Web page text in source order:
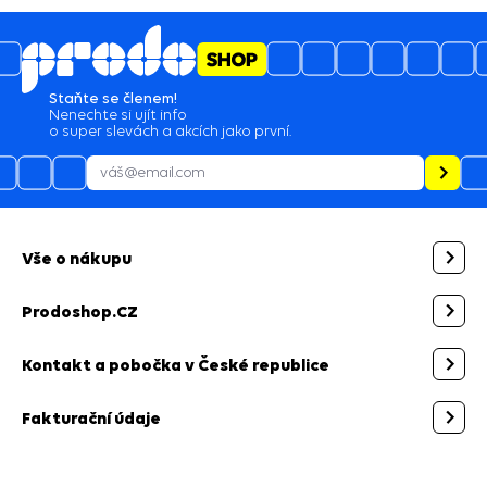
Staňte se členem!
Nenechte si ujít info
o super slevách a akcích jako první.
Vše o nákupu
Prodoshop.CZ
Kontakt a pobočka v České republice
Fakturační údaje